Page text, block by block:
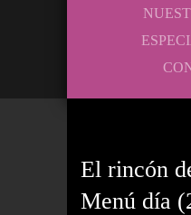
El rincón
Menú día